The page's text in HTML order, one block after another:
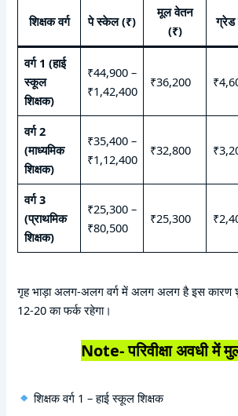
शिक्षक वर्ग पे स्केल (₹)
मूल वेतन
(₹)
ग्रेड
वर्ग 1 (हाई
स्कूल
शिक्षक)
₹44,900 –
₹1,42,400
₹36,200
वर्ग 2
(माध्यमिक
शिक्षक)
₹35,400 –
₹1,12,400
₹32,800
वर्ग 3
(प्राथमिक
शिक्षक)
₹25,300 –
₹80,500
₹25,300
गृह भाड़ा अलग-अलग वर्ग में अलग अलग है इस कारण
12-20 का फर्क रहेगा।
Note- परिवीक्षा अवधी में
शिक्षक वर्ग 1 – हाई स्कूल शिक्षक